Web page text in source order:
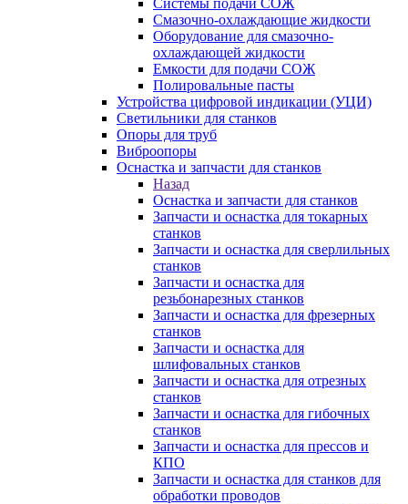
Системы подачи СОЖ
Смазочно-охлаждающие жидкости
Оборудование для смазочно-
охлаждающей жидкости
Емкости для подачи СОЖ
Полировальные пасты
Устройства цифровой индикации (УЦИ)
Светильники для станков
Опоры для труб
Виброопоры
Оснастка и запчасти для станков
Назад
Оснастка и запчасти для станков
Запчасти и оснастка для токарных
станков
Запчасти и оснастка для сверлильных
станков
Запчасти и оснастка для
резьбонарезных станков
Запчасти и оснастка для фрезерных
станков
Запчасти и оснастка для
шлифовальных станков
Запчасти и оснастка для отрезных
станков
Запчасти и оснастка для гибочных
станков
Запчасти и оснастка для прессов и
КПО
Запчасти и оснастка для станков для
обработки проводов